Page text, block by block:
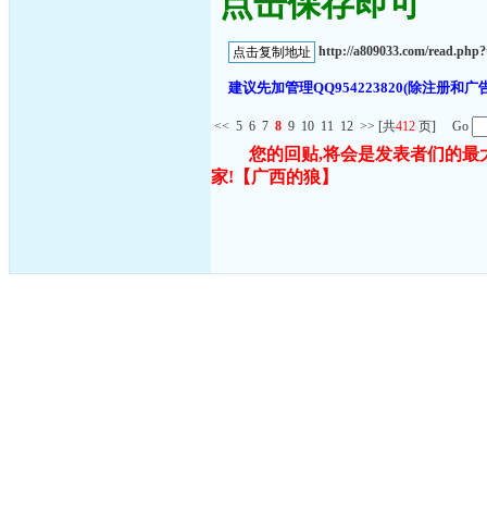
http://a809033.com/
建议先加管理QQ954223820(除注册和
<< 5 6 7 8 9 10 11 12 >> [共412 页] Go
您的回贴,将会是发表者们的
家! 【广西的狼】